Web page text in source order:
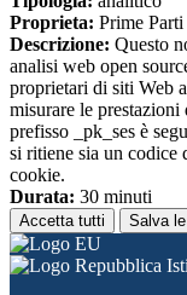
Proprieta: Prime Parti
Descrizione: Questo
analisi web open
proprietari di siti Web
misurare le
prefisso _pk_ses è
si ritiene sia un
cookie.
Durata: 30 minuti
Accetta tutti Salva